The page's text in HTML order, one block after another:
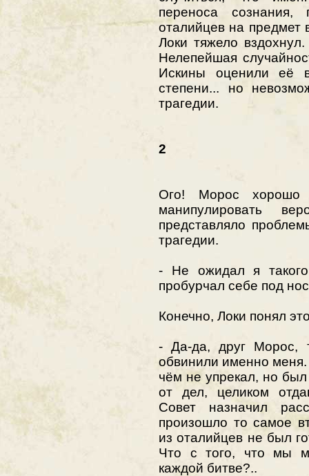
переноса сознания,
оталийцев на предмет
Локи тяжело
Нелепейшая
Искины оценили её
степени... но
трагедии.
2
Ого! Морос хорошо
манипулировать
представляло
трагедии.
- Не ожидал я
пробурчал себе под
Конечно, Локи понял
- Да-да, друг Морос,
обвинили именно
чём не упрекал, но
от дел, целиком
Совет назначил
произошло то самое
из оталийцев не был
Что с того, что мы
каждой битве?..